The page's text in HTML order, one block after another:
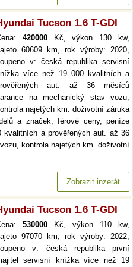
Tucson 1.6 T-GDI
420000Kč, výkon 130 kw,
60609 km, rok výroby: 2020,
v: česká republika servisní
více než 19 000 kvalitních a
aut. až 36 měsíců
na mechanický stav vozu,
najetých km. doživotní záruka
a značek, férové ceny, peníze
a prověřených aut. až 36
kontrola najetých km. doživotní
Zobrazit inzerát
Tucson 1.6 T-GDI
530000 Kč, výkon 110 kw,
97070 km, rok výroby: 2022,
v: česká republika první
servisní knížka více než 19